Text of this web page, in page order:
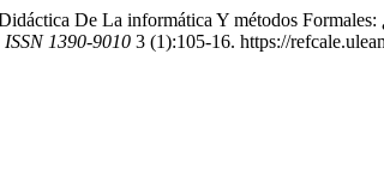
De La informática Y métodos
1390-9010 3 (1):105-16. https://